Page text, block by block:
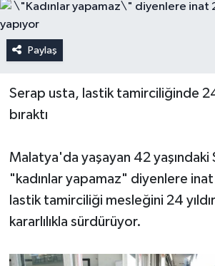
Paylaş
Serap usta, lastik tamirciliğinde 24
bıraktı
Malatya'da yaşayan 42 yaşındaki
"kadınlar yapamaz" diyenlere inat
lastik tamirciliği mesleğini 24
kararlılıkla sürdürüyor.